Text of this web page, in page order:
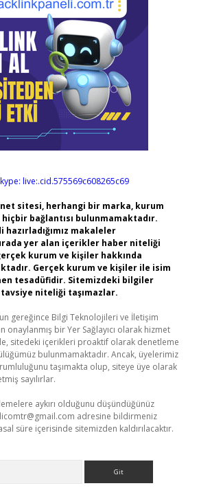
live:.cid.575569c608265c69
sitesi, herhangi bir marka, kurum
bağlantısı bulunmamaktadır.
hazırladığımız makaleler
yer alan içerikler haber niteliği
kurum ve kişiler hakkında
Gerçek kurum ve kişiler ile isim
tesadüfidir. Sitemizdeki bilgiler
niteliği taşımazlar.
gereğince Bilgi Teknolojileri ve İletişim
onaylanmış bir Yer Sağlayıcı olarak hizmet
sitedeki içerikleri proaktif olarak denetleme
bulunmamaktadır. Ancak, üyelerimiz
taşımakta olup, siteye üye olarak
sayılırlar.
aykırı olduğunu düşündüğünüz
adresine bildirmeniz
süre içerisinde sitemizden kaldırılacaktır.